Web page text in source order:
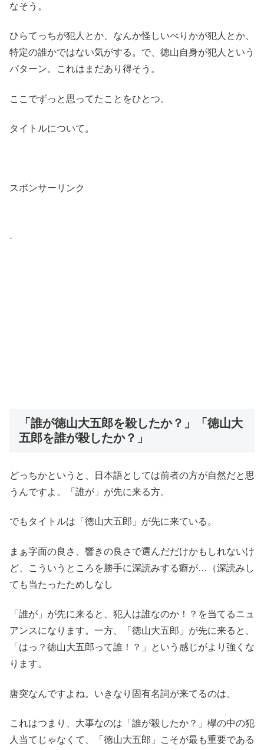
なそう。
ひらてっちが犯人とか、なんか怪しいべりかが犯人とか、
特定の誰かではない気がする。で、徳山自身が犯人という
パターン。これはまだあり得そう。
ここでずっと思ってたことをひとつ。
タイトルについて。
スポンサーリンク
「誰が徳山大五郎を殺したか？」「徳山大
五郎を誰が殺したか？」
どっちかというと、日本語としては前者の方が自然だと思
うんですよ。「誰が」が先に来る方。
でもタイトルは「徳山大五郎」が先に来ている。
まぁ字面の良さ、響きの良さで選んだだけかもしれないけ
ど、こういうところを勝手に深読みする癖が…（深読みし
ても当たったためしなし
「誰が」が先に来ると、犯人は誰なのか！？を当てるニュ
アンスになります。一方、「徳山大五郎」が先に来ると、
「はっ？徳山大五郎って誰！？」という感じがより強くな
ります。
唐突なんですよね。いきなり固有名詞が来てるのは。
これはつまり、大事なのは「誰が殺したか？」欅の中の犯
人当てじゃなくて、「徳山大五郎」こそが最も重要である